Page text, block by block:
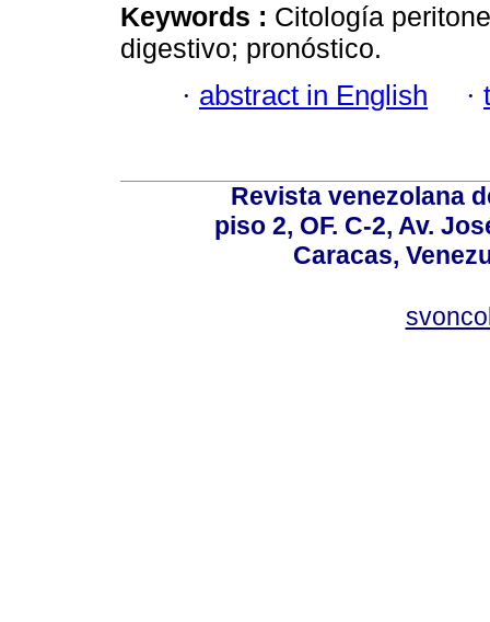
Keywords : Citología
digestivo; pronóstico.
· abstract in English ·
Revista venezolana
piso 2, OF. C-2, Av.
Caracas,